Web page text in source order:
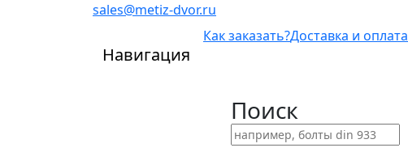
sales@metiz-dvor.ru
Навигация
Как заказать?Доставка и оплата
Поиск